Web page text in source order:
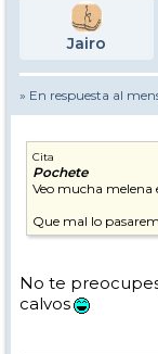
Jairo
» En respuesta al
Cita
Pochete
Veo mucha melena
Que mal lo
No te
calvos